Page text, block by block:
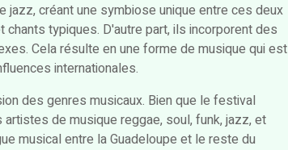
créant une symbiose unique entre ces deux
typiques. D'autre part, ils incorporent des
Cela résulte en une forme de musique qui est
internationales.
des genres musicaux. Bien que le festival
de musique reggae, soul, funk, jazz, et
musical entre la Guadeloupe et le reste du